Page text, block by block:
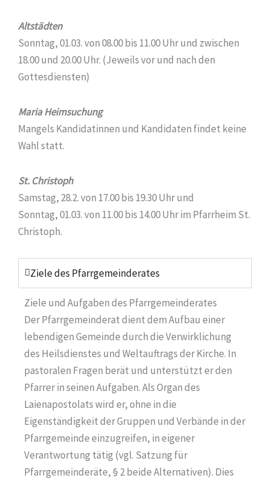
Altstädten
Sonntag, 01.03. von 08.00 bis 11.00 Uhr und zwischen
18.00 und 20.00 Uhr. (Jeweils vor und nach den
Gottesdiensten)
Maria Heimsuchung
Mangels Kandidatinnen und Kandidaten findet keine
Wahl statt.
St. Christoph
Samstag, 28.2. von 17.00 bis 19.30 Uhr und
Sonntag, 01.03. von 11.00 bis 14.00 Uhr im Pfarrheim St.
Christoph.
Ziele des Pfarrgemeinderates
Ziele und Aufgaben des Pfarrgemeinderates
Der Pfarrgemeinderat dient dem Aufbau einer
lebendigen Gemeinde durch die Verwirklichung
des Heilsdienstes und Weltauftrags der Kirche. In
pastoralen Fragen berät und unterstützt er den
Pfarrer in seinen Aufgaben. Als Organ des
Laienapostolats wird er, ohne in die
Eigenständigkeit der Gruppen und Verbände in der
Pfarrgemeinde einzugreifen, in eigener
Verantwortung tätig (vgl. Satzung für
Pfarrgemeinderäte, § 2 beide Alternativen). Dies